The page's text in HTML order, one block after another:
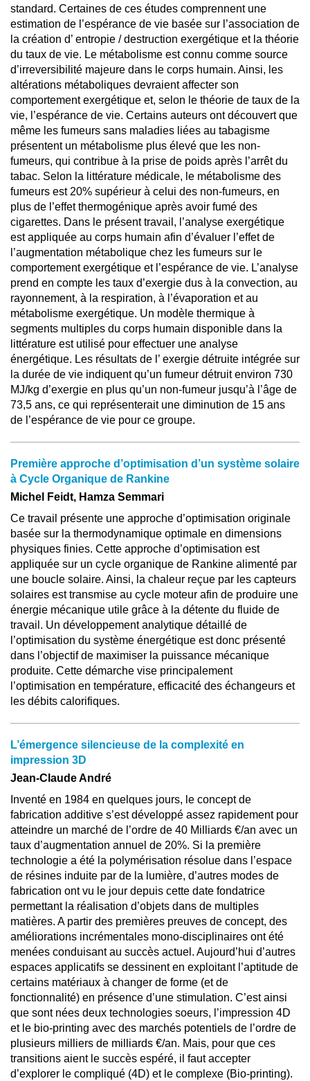
standard. Certaines de ces études comprennent une
estimation de l’espérance de vie basée sur l’association de
la création d’ entropie / destruction exergétique et la théorie
du taux de vie. Le métabolisme est connu comme source
d’irreversibilité majeure dans le corps humain. Ainsi, les
altérations métaboliques devraient affecter son
comportement exergétique et, selon le théorie de taux de la
vie, l’espérance de vie. Certains auteurs ont découvert que
même les fumeurs sans maladies liées au tabagisme
présentent un métabolisme plus élevé que les non-
fumeurs, qui contribue à la prise de poids après l’arrêt du
tabac. Selon la littérature médicale, le métabolisme des
fumeurs est 20% supérieur à celui des non-fumeurs, en
plus de l’effet thermogénique après avoir fumé des
cigarettes. Dans le présent travail, l’analyse exergétique
est appliquée au corps humain afin d’évaluer l’effet de
l’augmentation métabolique chez les fumeurs sur le
comportement exergétique et l’espérance de vie. L’analyse
prend en compte les taux d’exergie dus à la convection, au
rayonnement, à la respiration, à l’évaporation et au
métabolisme exergétique. Un modèle thermique à
segments multiples du corps humain disponible dans la
littérature est utilisé pour effectuer une analyse
énergétique. Les résultats de l’ exergie détruite intégrée sur
la durée de vie indiquent qu’un fumeur détruit environ 730
MJ/kg d’exergie en plus qu’un non-fumeur jusqu’à l’âge de
73,5 ans, ce qui représenterait une diminution de 15 ans
de l’espérance de vie pour ce groupe.
Première approche d’optimisation d’un système solaire
à Cycle Organique de Rankine
Michel Feidt, Hamza Semmari
Ce travail présente une approche d’optimisation originale
basée sur la thermodynamique optimale en dimensions
physiques finies. Cette approche d’optimisation est
appliquée sur un cycle organique de Rankine alimenté par
une boucle solaire. Ainsi, la chaleur reçue par les capteurs
solaires est transmise au cycle moteur afin de produire une
énergie mécanique utile grâce à la détente du fluide de
travail. Un développement analytique détaillé de
l’optimisation du système énergétique est donc présenté
dans l’objectif de maximiser la puissance mécanique
produite. Cette démarche vise principalement
l’optimisation en température, efficacité des échangeurs et
les débits calorifiques.
L’émergence silencieuse de la complexité en
impression 3D
Jean-Claude André
Inventé en 1984 en quelques jours, le concept de
fabrication additive s’est développé assez rapidement pour
atteindre un marché de l’ordre de 40 Milliards €/an avec un
taux d’augmentation annuel de 20%. Si la première
technologie a été la polymérisation résolue dans l’espace
de résines induite par de la lumière, d’autres modes de
fabrication ont vu le jour depuis cette date fondatrice
permettant la réalisation d’objets dans de multiples
matières. A partir des premières preuves de concept, des
améliorations incrémentales mono-disciplinaires ont été
menées conduisant au succès actuel. Aujourd’hui d’autres
espaces applicatifs se dessinent en exploitant l’aptitude de
certains matériaux à changer de forme (et de
fonctionnalité) en présence d’une stimulation. C’est ainsi
que sont nées deux technologies soeurs, l’impression 4D
et le bio-printing avec des marchés potentiels de l’ordre de
plusieurs milliers de milliards €/an. Mais, pour que ces
transitions aient le succès espéré, il faut accepter
d’explorer le compliqué (4D) et le complexe (Bio-printing).